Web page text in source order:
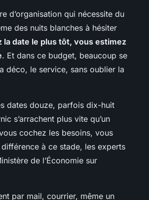
d’organisation qui nécessite du
des nuits blanches à hésiter
la date le plus tôt, vous estimez
. Et dans ce budget, beaucoup se
déco, le service, sans oublier la
dates douze, parfois dix-huit
s’arrachent plus vite qu’un
cochez les besoins, vous
à ce stade, les experts
de l’Économie sur
par mail, courrier, même un